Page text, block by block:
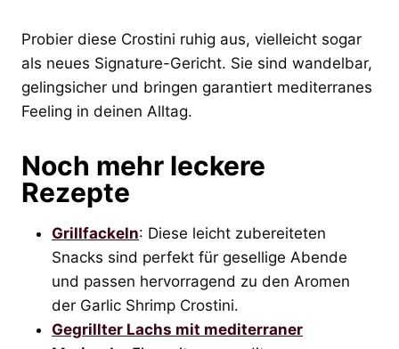
Probier diese Crostini ruhig aus, vielleicht sogar
als neues Signature-Gericht. Sie sind wandelbar,
gelingsicher und bringen garantiert mediterranes
Feeling in deinen Alltag.
Noch mehr leckere
Rezepte
Grillfackeln: Diese leicht zubereiteten
Snacks sind perfekt für gesellige Abende
und passen hervorragend zu den Aromen
der Garlic Shrimp Crostini.
Gegrillter Lachs mit mediterraner